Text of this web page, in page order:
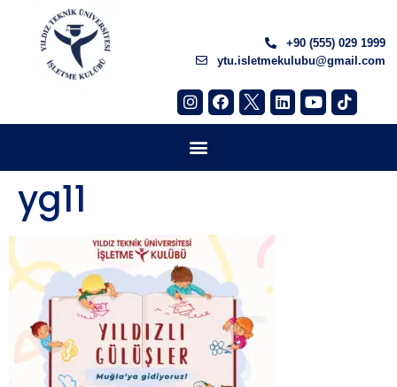
+90 (555) 029 1999
ytu.isletmekulubu@gmail.com
yg11